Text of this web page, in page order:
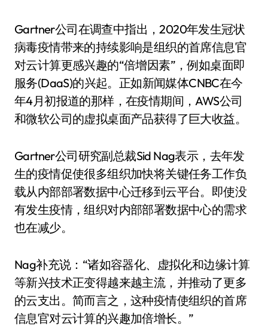
Gartner公司在调查中指出，2020年发生冠状
病毒疫情带来的持续影响是组织的首席信息官
对云计算更感兴趣的“倍增因素”，例如桌面即
服务(DaaS)的兴起。正如新闻媒体CNBC在今
年4月初报道的那样，在疫情期间，AWS公司
和微软公司的虚拟桌面产品获得了巨大收益。
Gartner公司研究副总裁Sid Nag表示，去年发
生的疫情促使很多组织加快将关键任务工作负
载从内部部署数据中心迁移到云平台。即使没
有发生疫情，组织对内部部署数据中心的需求
也在减少。
Nag补充说：“诸如容器化、虚拟化和边缘计算
等新兴技术正变得越来越主流，并推动了更多
的云支出。简而言之，这种疫情使组织的首席
信息官对云计算的兴趣加倍增长。”